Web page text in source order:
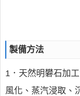
製備方法
1．天然明礬石加
風化、蒸汽浸取、